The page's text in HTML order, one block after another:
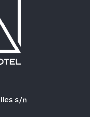
s/n